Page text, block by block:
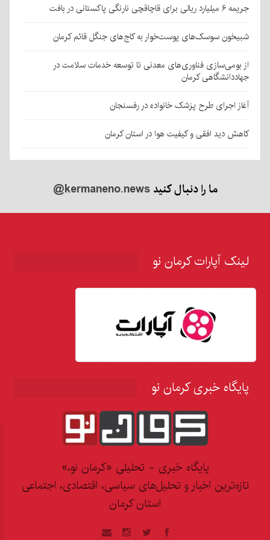
جریمه ۶ میلیارد ریالی برای قاچاقچی نارنگی پاکستانی در بافت
شبیخون سوسک‌های پوست‌خوار به کاج‌های جنگل قائم کرمان
از بومی‌سازی فناوری‌های معدنی تا توسعه خدمات سلامت در
جهاددانشگاهی کرمان
آغاز اجرای طرح پزشک خانواده در رفسنجان
کاهش دید افقی و کیفیت هوا در استان کرمان
ما را دنبال کنید@kermaneno.news
لینک آپارات کرمان نو
پایگاه خبری کرمان نو
پایگاه خبری - تحلیلی «کرمان نو،»
تازه‌ترین اخبار و تحلیل‌های سیاسی، اقتصادی، اجتماعی
استان کرمان